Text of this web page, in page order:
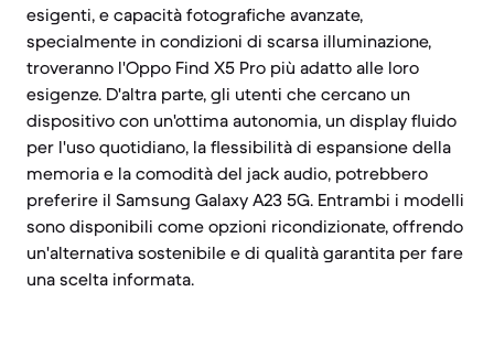
esigenti, e capacità fotografiche avanzate,
specialmente in condizioni di scarsa illuminazione,
troveranno l'Oppo Find X5 Pro più adatto alle loro
esigenze. D'altra parte, gli utenti che cercano un
dispositivo con un'ottima autonomia, un display fluido
per l'uso quotidiano, la flessibilità di espansione della
memoria e la comodità del jack audio, potrebbero
preferire il Samsung Galaxy A23 5G. Entrambi i modelli
sono disponibili come opzioni ricondizionate, offrendo
un'alternativa sostenibile e di qualità garantita per fare
una scelta informata.